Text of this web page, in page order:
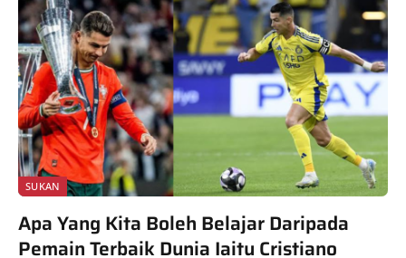
SUKAN
Apa Yang Kita Boleh Belajar Daripada
Pemain Terbaik Dunia Iaitu Cristiano